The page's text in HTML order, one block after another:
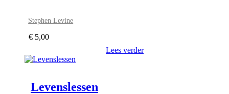
Stephen Levine
€ 5,00
Lees verder
Levenslessen